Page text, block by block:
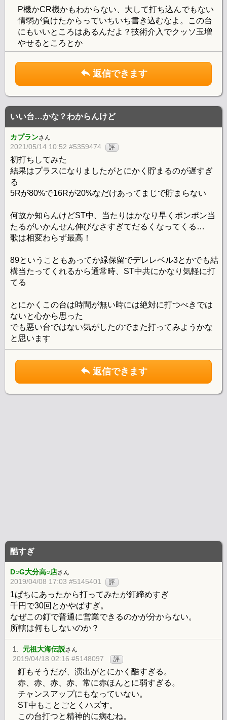
P機かCR機かもわからない、大して打ち込んでもない
情弱が負けたからっていちいち書き込むなよ。この台
にもいいところはあるんだよ？技術介入でクッソ玉増
やせるところとか
返信できます
いい台…かな？わからんけど
カプランさん
2021/05/14 10:52 #5359474 評
初打ちしてみた
結果はプラスになりましたがとにかく貯まるのが遅すぎ
る
5Rが80%で16Rが20%なだけあってまじで貯まらない
何故か知らんけどST中、当たりはかなり早くポンポン当
たるがいかんせん伸びなさすぎてだるくなってくる…
歌は相変わらず最高！
89ということもあってか緑保留でデレレベル3とかでも結
構当たってくれるから通常時、ST中共にかなり気軽に打
てる
とにかくこの台は時間が無い時には絶対に打つべきでは
ないと心から思った
でも悪い台ではない気がしたのでまた打ってみようかな
と思います
返信できます
酷すぎ
D○G大分高○店さん
2019/04/08 17:03 #5145401 評
1ぱちにあったから打ってみたが釘締めすぎ
千円で30回とかやばすぎ。
なぜこの釘で普通に営業できるのかが分からない。
所轄は何もしないのか？
1. 元祖大海伝説さん
2019/04/18 02:16 #5148097 評
釘もそうだが、演出がとにかく酷すぎる。
赤、赤、赤、赤、常に赤ほんとに弱すぎる。
チャンスアップにもなっていない。
ST中もことごとくハズす。
この台打つと精神的に病むね。